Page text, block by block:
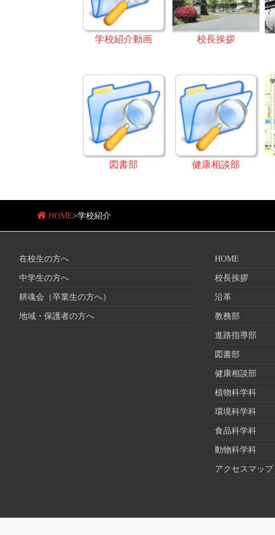
学校紹介動画 校長挨拶
図書部 健康相談部
HOME>学校紹介
在校生の方へ
中学生の方へ
耕魂会（卒業生の方へ）
地域・保護者の方へ
HOME
校長挨拶
沿革
教務部
進路指導部
図書部
健康相談部
植物科学科
環境科学科
食品科学科
動物科学科
アクセスマップ